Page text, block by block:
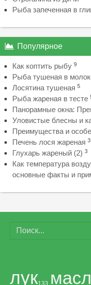
Рыба запеченная в
Популярное
Как коптить рыбу 9
Рыба тушеная в
Лосятина тушеная 5
Рыба жареная в тесте
Панорамные окна:
Уловистые блесны и
Преимущества и
Печень лося жареная 3
Глухарь жареный (2) 3
Как температура
основные факты и
лук